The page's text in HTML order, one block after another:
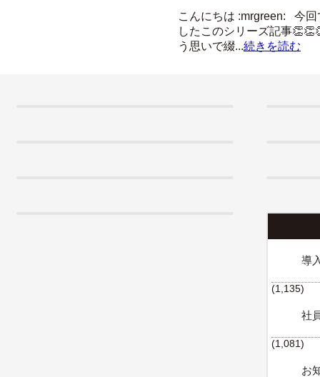
こんにちは :mrgreen: 今
したこのシリーズ記事
う思いで綴...続きを読む
導
(1,135)
社
(1,081)
お